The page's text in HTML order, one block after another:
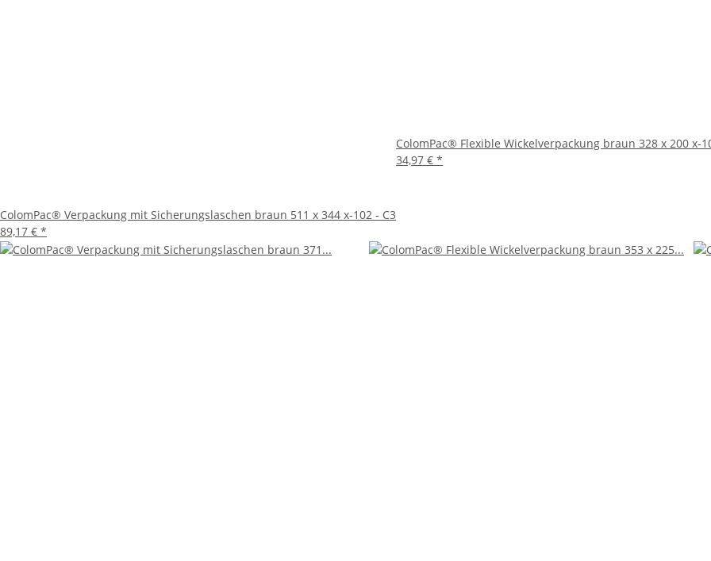
ColomPac® Verpackung mit Sicherungslaschen braun 511 x 344 x-102 - C3
89,17 € *
ColomPac® Flexible Wickelverpackung braun 328 x 200 x-
34,97 € *